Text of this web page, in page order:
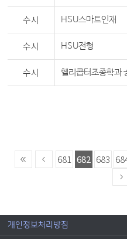
수시 HSU스마트인재
수시 HSU전형
수시 헬리콥터조종학과
681 682 683
개인정보처리방침